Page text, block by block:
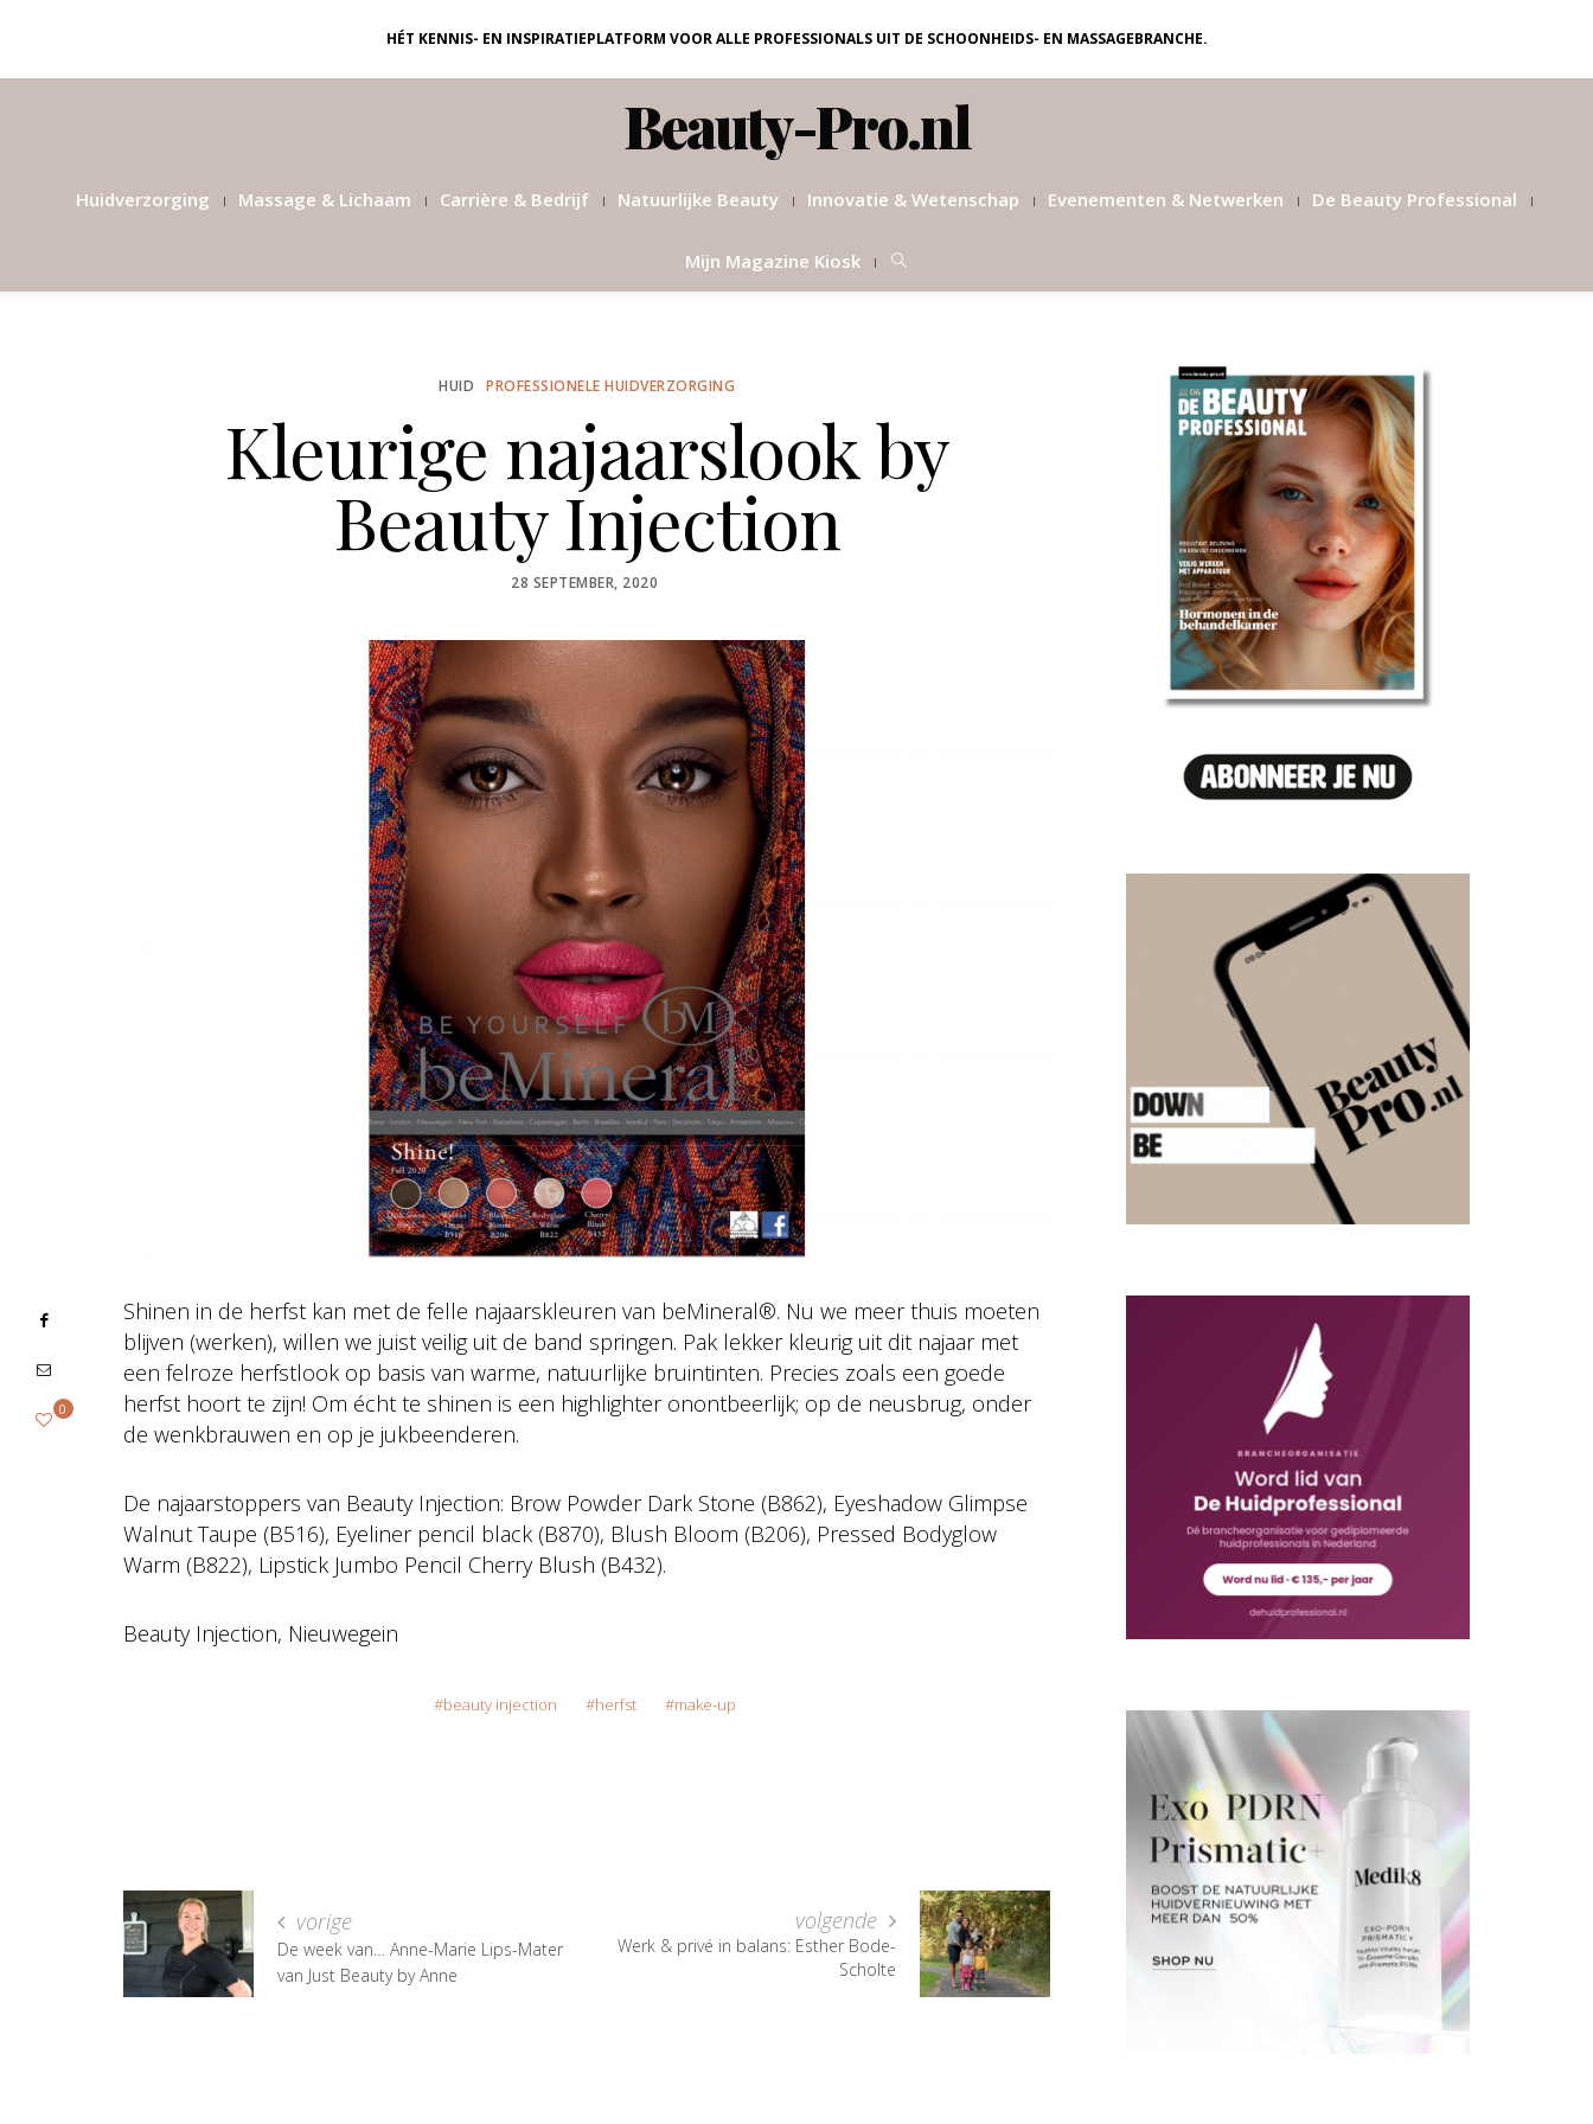
HÉT KENNIS- EN INSPIRATIEPLATFORM VOOR ALLE PROFESSIONALS UIT DE SCHOONHEIDS- EN MASSAGEBRANCHE.
Beauty-Pro.nl
Huidverzorging Massage & Lichaam Carrière & Bedrijf Natuurlijke Beauty Innovatie & Wetenschap Evenementen & Netwerken De Beauty Professional
Mijn Magazine Kiosk
HUID PROFESSIONELE HUIDVERZORGING
Kleurige najaarslook by
Beauty Injection
POSTED
28 SEPTEMBER, 2020
Shinen in de herfst kan met de felle najaarskleuren van beMineral®. Nu we meer thuis moeten
blijven (werken), willen we juist veilig uit de band springen. Pak lekker kleurig uit dit najaar met
een felroze herfstlook op basis van warme, natuurlijke bruintinten. Precies zoals een goede
herfst hoort te zijn! Om écht te shinen is een highlighter onontbeerlijk; op de neusbrug, onder
de wenkbrauwen en op je jukbeenderen.
De najaarstoppers van Beauty Injection: Brow Powder Dark Stone (B862), Eyeshadow Glimpse
Walnut Taupe (B516), Eyeliner pencil black (B870), Blush Bloom (B206), Pressed Bodyglow
Warm (B822), Lipstick Jumbo Pencil Cherry Blush (B432).
Beauty Injection, Nieuwegein
0
beauty injection herfst make-up
vorige
De week van… Anne-Marie Lips-Mater
van Just Beauty by Anne
volgende
Werk & privé in balans: Esther Bode-
Scholte